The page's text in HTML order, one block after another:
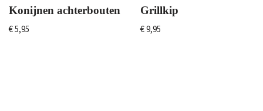
Konijnen achterbouten
€5,95
Grillkip
€9,95